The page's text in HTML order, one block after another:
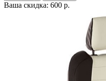
Ваша скидка: 600 р.